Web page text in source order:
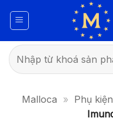
qua
dung
Tìm
kiếm:
Malloca » Phụ